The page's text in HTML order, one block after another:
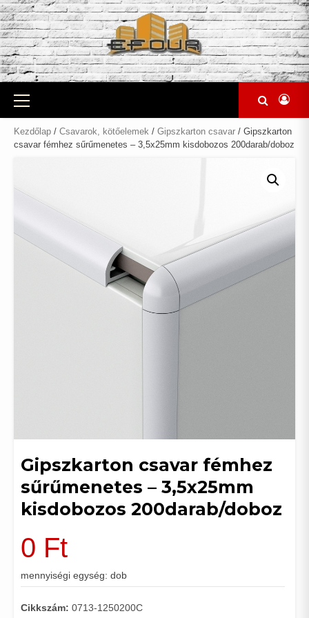
Skip
to
content
Primary
Menu
Kezdőlap / Csavarok, kötőelemek / Gipszkarton csavar / Gipszkarton
csavar fémhez sűrűmenetes – 3,5x25mm kisdobozos 200darab/doboz
Gipszkarton csavar fémhez
sűrűmenetes – 3,5x25mm
kisdobozos 200darab/doboz
0 Ft
mennyiségi egység: dob
Cikkszám: 0713-1250200C